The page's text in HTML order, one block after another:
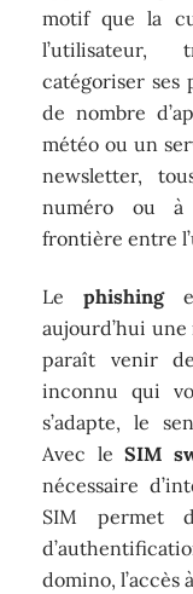
motif que la
l’utilisateur,
catégoriser ses
de nombre
météo ou un
newsletter,
numéro ou à
frontière entre
Lephishing
aujourd’hui une
paraît venir
inconnu qui
s’adapte, le
Avec leSIM
nécessaire
SIM permet
domino, l’accès